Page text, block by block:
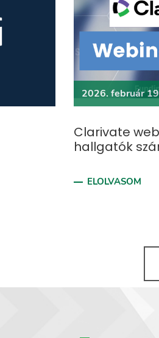
2026. február
Clarivate
hallgatók
ELOLVASOM